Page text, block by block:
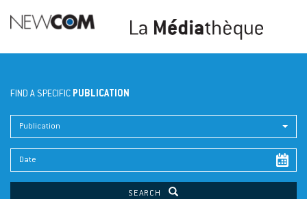
FIND A SPECIFIC PUBLICATION
Publication
SEARCH